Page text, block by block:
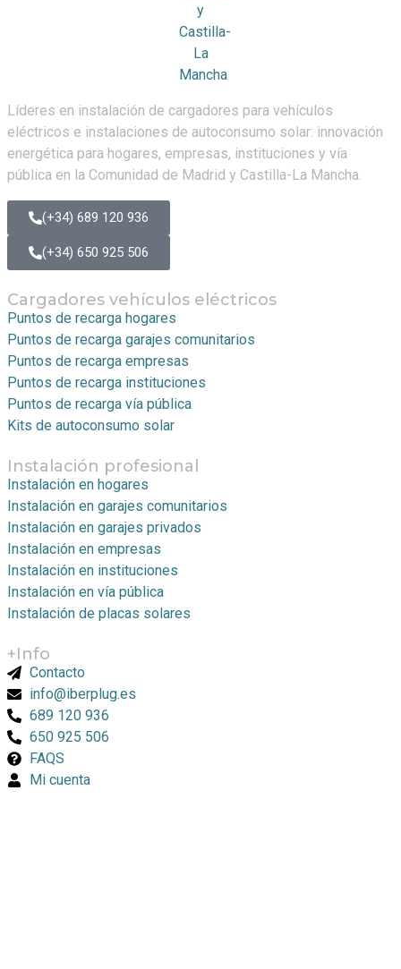
Líderes en instalación de cargadores para vehículos
eléctricos e instalaciones de autoconsumo solar: innovación
energética para hogares, empresas, instituciones y vía
pública en la Comunidad de Madrid y Castilla-La Mancha.
(+34) 689 120 936
(+34) 650 925 506
Cargadores vehículos eléctricos
Puntos de recarga hogares
Puntos de recarga garajes comunitarios
Puntos de recarga empresas
Puntos de recarga instituciones
Puntos de recarga vía pública
Kits de autoconsumo solar
Instalación profesional
Instalación en hogares
Instalación en garajes comunitarios
Instalación en garajes privados
Instalación en empresas
Instalación en instituciones
Instalación en vía pública
Instalación de placas solares
+Info
Contacto
info@iberplug.es
689 120 936
650 925 506
FAQS
Mi cuenta